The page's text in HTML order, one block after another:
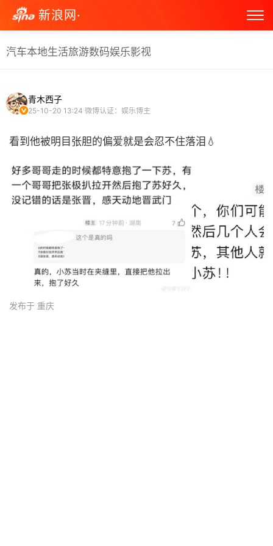
新浪网·
汽车本地生活旅游数码娱乐影视
青木西子
25-10-20 13:24 微博认证：娱乐博主
看到他被明目张胆的偏爱就是会忍不住落泪💧 ​
发布于 重庆